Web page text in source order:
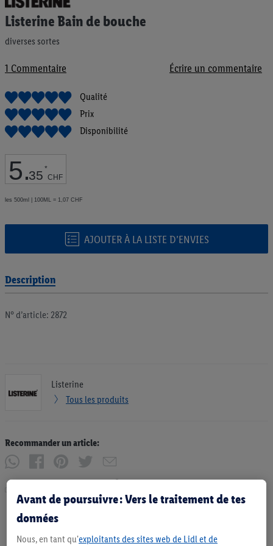
Listerine Bain de bouche
diverses sortes
1 Commentaire Écrire un commentaire
Qualité
Prix
Disponibilité
5.35 *
CHF
les 500ml | 100ML = 1,07 CHF
AJOUTER À LA LISTE D’ENVIES
au
début
la
d’images
Description
N° d’article: 2872
Listerine
Tous les produits
Recommander un article:
Imprimer
Avant de poursuivre : Vers le traitement de tes
données
Nous, en tant qu'exploitants des sites web de Lidl et de